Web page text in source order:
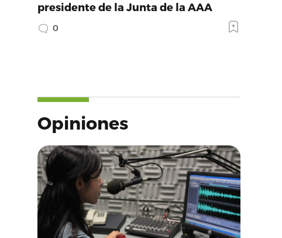
presidente de la Junta de la AAA
0
Opiniones